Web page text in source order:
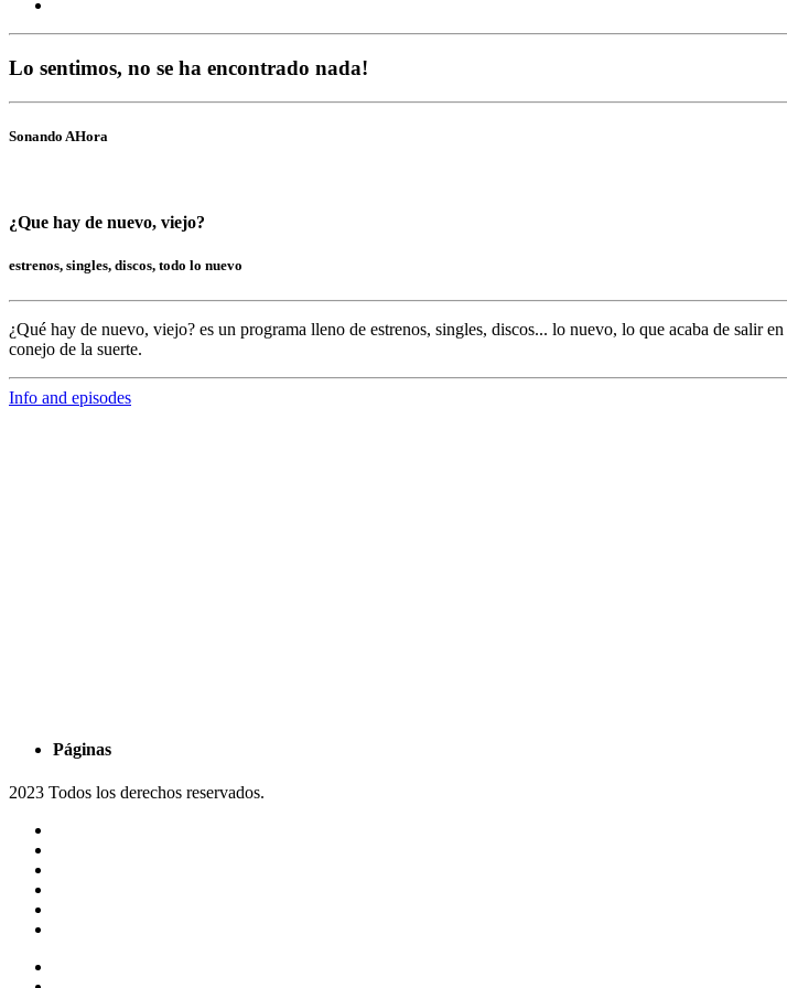
Lo sentimos, no se ha encontrado nada!
Sonando AHora
¿Que hay de nuevo, viejo?
estrenos, singles, discos, todo lo nuevo
¿Qué hay de nuevo, viejo? es un programa lleno de estrenos, singles, discos... lo nuevo, lo que acaba de salir en
conejo de la suerte.
Info and episodes
Páginas
2023 Todos los derechos reservados.